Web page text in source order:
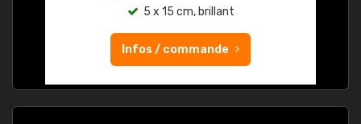
5 x 15 cm, brillant
Infos / commande